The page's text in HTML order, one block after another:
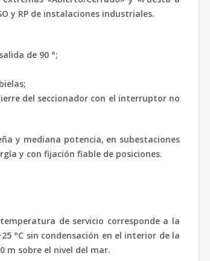
y RP de instalaciones industriales.
de 90 °;
del seccionador con el interruptor no
y mediana potencia, en subestaciones
y con fijación fiable de posiciones.
de servicio corresponde a la
°C sin condensación en el interior de la
m sobre el nivel del mar.